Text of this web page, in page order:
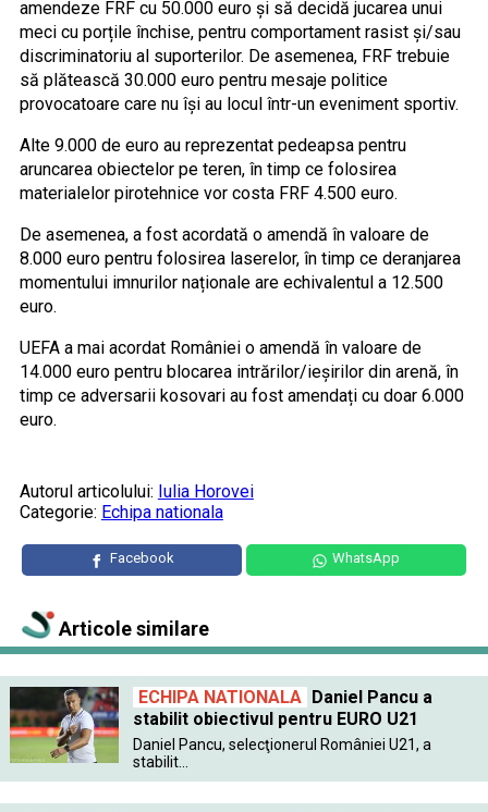
amendeze FRF cu 50.000 euro și să decidă jucarea unui
meci cu porțile închise, pentru comportament rasist și/sau
discriminatoriu al suporterilor. De asemenea, FRF trebuie
să plătească 30.000 euro pentru mesaje politice
provocatoare care nu își au locul într-un eveniment sportiv.
Alte 9.000 de euro au reprezentat pedeapsa pentru
aruncarea obiectelor pe teren, în timp ce folosirea
materialelor pirotehnice vor costa FRF 4.500 euro.
De asemenea, a fost acordată o amendă în valoare de
8.000 euro pentru folosirea laserelor, în timp ce deranjarea
momentului imnurilor naționale are echivalentul a 12.500
euro.
UEFA a mai acordat României o amendă în valoare de
14.000 euro pentru blocarea intrărilor/ieșirilor din arenă, în
timp ce adversarii kosovari au fost amendați cu doar 6.000
euro.
Autorul articolului: Iulia Horovei
Categorie: Echipa nationala
Facebook WhatsApp
Articole similare
ECHIPA NATIONALA Daniel Pancu a
stabilit obiectivul pentru EURO U21
Daniel Pancu, selecţionerul României U21, a
stabilit...